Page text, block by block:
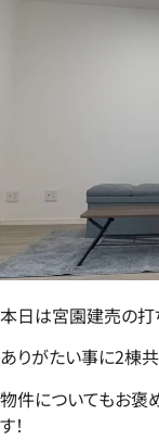
本日は宮園建売の打
ありがたい事に2棟共
物件についてもお褒
す！